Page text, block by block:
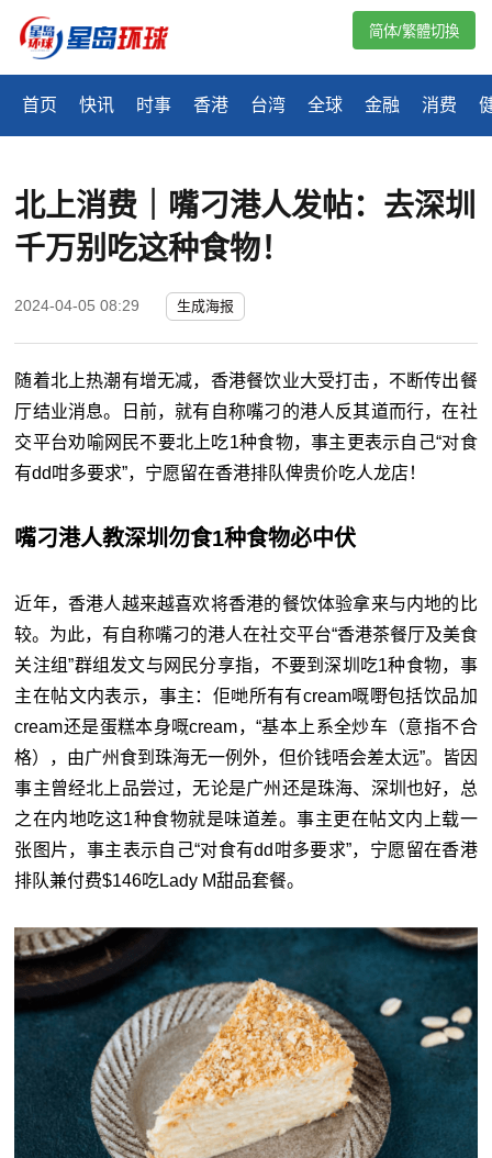
首页 快讯 时事 香港 台湾 全球 金融 消费
简体/繁體切換
北上消费｜嘴刁港人发帖：去深圳
千万别吃这种食物！
2024-04-05 08:29 生成海报
随着北上热潮有增无减，香港餐饮业大受打击，不断传出餐
厅结业消息。日前，就有自称嘴刁的港人反其道而行，在社
交平台劝喻网民不要北上吃1种食物，事主更表示自己“对食
有dd咁多要求”，宁愿留在香港排队俾贵价吃人龙店！
嘴刁港人教深圳勿食1种食物必中伏
近年，香港人越来越喜欢将香港的餐饮体验拿来与内地的比
较。为此，有自称嘴刁的港人在社交平台“香港茶餐厅及美食
关注组”群组发文与网民分享指，不要到深圳吃1种食物， 事
主在帖文内表示，事主：佢哋所有有cream嘅嘢包括饮品加
cream还是蛋糕本身嘅cream，“基本上系全炒车（意指不合
格），由广州食到珠海无一例外，但价钱唔会差太远”。皆因
事主曾经北上品尝过，无论是广州还是珠海、深圳也好，总
之在内地吃这1种食物就是味道差。事主更在帖文内上载一
张图片， 事主表示自己“对食有dd咁多要求”，宁愿留在香港
排队兼付费$146吃Lady M甜品套餐。